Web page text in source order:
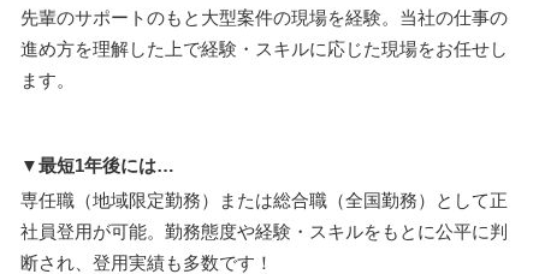
先輩のサポートのもと大型案件の現場を経験。当社の仕事の
進め方を理解した上で経験・スキルに応じた現場をお任せし
ます。
▼最短1年後には…
専任職（地域限定勤務）または総合職（全国勤務）として正
社員登用が可能。勤務態度や経験・スキルをもとに公平に判
断され、登用実績も多数です！